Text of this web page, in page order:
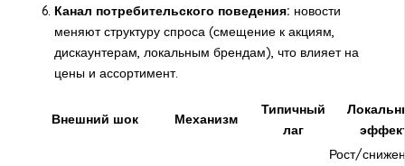
Канал потребительского поведения: новости
меняют структуру спроса (смещение к акциям,
дискаунтерам, локальным брендам), что влияет на
цены и ассортимент.
Внешний шок Механизм
Типичный
лаг
Рост/